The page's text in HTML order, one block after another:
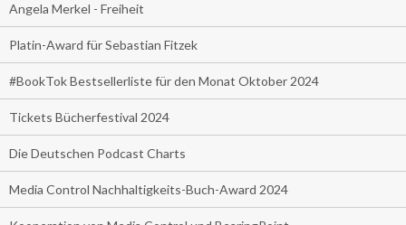
Angela Merkel - Freiheit
Platin-Award für Sebastian Fitzek
#BookTok Bestsellerliste für den Monat Oktober 2024
Tickets Bücherfestival 2024
Die Deutschen Podcast Charts
Media Control Nachhaltigkeits-Buch-Award 2024